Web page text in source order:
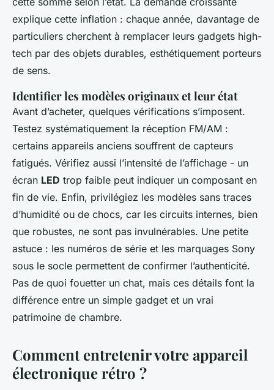
explique cette inflation : chaque année, davantage de
particuliers cherchent à remplacer leurs gadgets high-
tech par des objets durables, esthétiquement porteurs
de sens.
Identifier les modèles originaux et leur état
Avant d’acheter, quelques vérifications s’imposent.
Testez systématiquement la réception FM/AM :
certains appareils anciens souffrent de capteurs
fatigués. Vérifiez aussi l’intensité de l’affichage - un
écran LED trop faible peut indiquer un composant en
fin de vie. Enfin, privilégiez les modèles sans traces
d’humidité ou de chocs, car les circuits internes, bien
que robustes, ne sont pas invulnérables. Une petite
astuce : les numéros de série et les marquages Sony
sous le socle permettent de confirmer l’authenticité.
Pas de quoi fouetter un chat, mais ces détails font la
différence entre un simple gadget et un vrai
patrimoine de chambre.
Comment entretenir votre appareil
électronique rétro ?